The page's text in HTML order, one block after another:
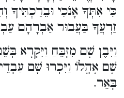
כִּי אִתְּךָ אָנֹכִי וּבֵרַכְתִּיךָ
זַרְעֲךָ בַּעֲבוּר אַבְרָהָם
וַיִּבֶן שָׁם מִזְבֵּחַ וַיִּקְרָא
שָׁם אָהֳלוֹ וַיִּכְרוּ שָׁם
בְּאֵר.